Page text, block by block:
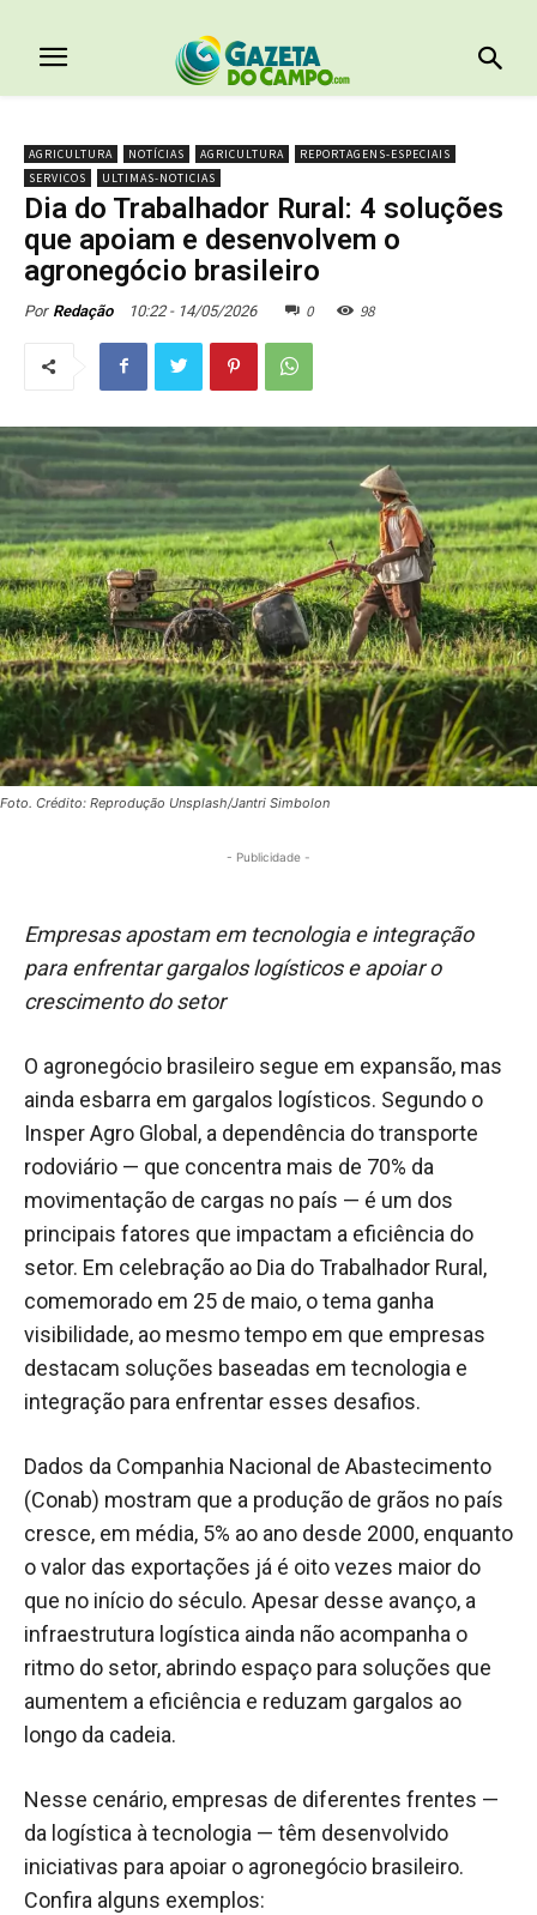
AGRICULTURA NOTÍCIAS AGRICULTURA
REPORTAGENS-ESPECIAIS
SERVICOS
ULTIMAS-NOTICIAS
Dia do Trabalhador Rural: 4 soluções
que apoiam e desenvolvem o
agronegócio brasileiro
Por Redação 10:22 - 14/05/2026 0 98
Foto. Crédito: Reprodução Unsplash/Jantri Simbolon
- Publicidade -
Empresas apostam em tecnologia e integração
para enfrentar gargalos logísticos e apoiar o
crescimento do setor
O agronegócio brasileiro segue em expansão, mas
ainda esbarra em gargalos logísticos. Segundo o
Insper Agro Global, a dependência do transporte
rodoviário — que concentra mais de 70% da
movimentação de cargas no país — é um dos
principais fatores que impactam a eficiência do
setor. Em celebração ao Dia do Trabalhador Rural,
comemorado em 25 de maio, o tema ganha
visibilidade, ao mesmo tempo em que empresas
destacam soluções baseadas em tecnologia e
integração para enfrentar esses desafios.
Dados da Companhia Nacional de Abastecimento
(Conab) mostram que a produção de grãos no país
cresce, em média, 5% ao ano desde 2000, enquanto
o valor das exportações já é oito vezes maior do
que no início do século. Apesar desse avanço, a
infraestrutura logística ainda não acompanha o
ritmo do setor, abrindo espaço para soluções que
aumentem a eficiência e reduzam gargalos ao
longo da cadeia.
Nesse cenário, empresas de diferentes frentes —
da logística à tecnologia — têm desenvolvido
iniciativas para apoiar o agronegócio brasileiro.
Confira alguns exemplos: